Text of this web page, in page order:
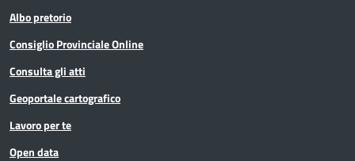
Albo pretorio
Consiglio Provinciale Online
Consulta gli atti
Geoportale cartografico
Lavoro per te
Open data